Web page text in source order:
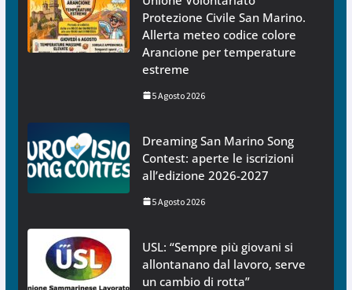
Protezione Civile San Marino.
Allerta meteo codice colore
Arancione per temperature
estreme
5 Agosto 2026
Dreaming San Marino Song
Contest: aperte le iscrizioni
all’edizione 2026-2027
5 Agosto 2026
USL: “Sempre più giovani si
allontanano dal lavoro, serve
un cambio di rotta”